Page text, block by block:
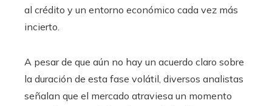
al crédito y un entorno económico cada vez más
incierto.
A pesar de que aún no hay un acuerdo claro sobre
la duración de esta fase volátil, diversos analistas
señalan que el mercado atraviesa un momento